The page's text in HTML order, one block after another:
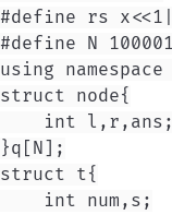
#define rs
#define N
using
struct node{
    int l,r,ans;
}q[N];
struct t{
    int num,s;